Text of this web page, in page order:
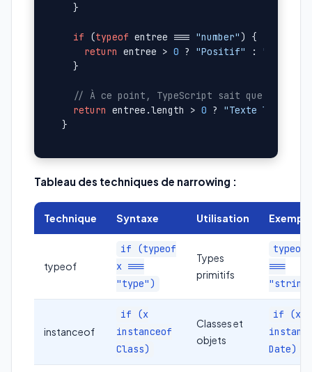
  }
if (typeof entree === "number") {
return entree > 0 ? "Positif" : "Négatif"
  }
// À ce point, TypeScript sait que c'est
return entree.length > 0 ? "Texte long"
Tableau des techniques de narrowing :
Technique Syntaxe Utilisation Exemple
typeof
if (typeof
x ===
"type")
Types
primitifs
typeof
===
instanceof
if (x
instanceof
Class)
Classes et
objets
if (x
Date)